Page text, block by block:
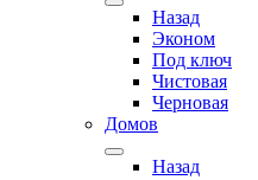
Назад
Эконом
Под ключ
Чистовая
Черновая
Домов
Назад